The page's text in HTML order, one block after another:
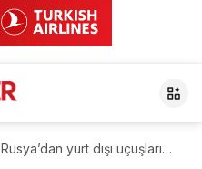
Rusya’dan yurt dışı uçuşları